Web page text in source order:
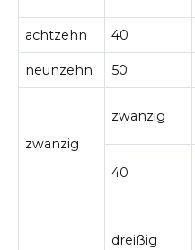
achtzehn 40
neunzehn 50
zwanzig
zwanzig
40
dreißig